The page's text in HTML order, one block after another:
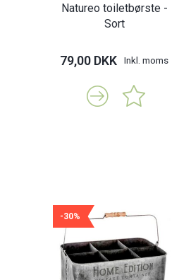
Natureo toiletbørste -
Sort
79,00 DKK Inkl. moms
-30%